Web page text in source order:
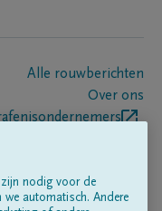
Alle rouwberichten
Over ons
nodig voor de
we automatisch. Andere